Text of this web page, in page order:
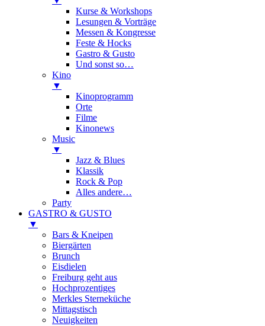
Kurse & Workshops
Lesungen & Vorträge
Messen & Kongresse
Feste & Hocks
Gastro & Gusto
Und sonst so…
Kino
▼
Kinoprogramm
Orte
Filme
Kinonews
Music
▼
Jazz & Blues
Klassik
Rock & Pop
Alles andere…
Party
GASTRO & GUSTO
▼
Bars & Kneipen
Biergärten
Brunch
Eisdielen
Freiburg geht aus
Hochprozentiges
Merkles Sterneküche
Mittagstisch
Neuigkeiten